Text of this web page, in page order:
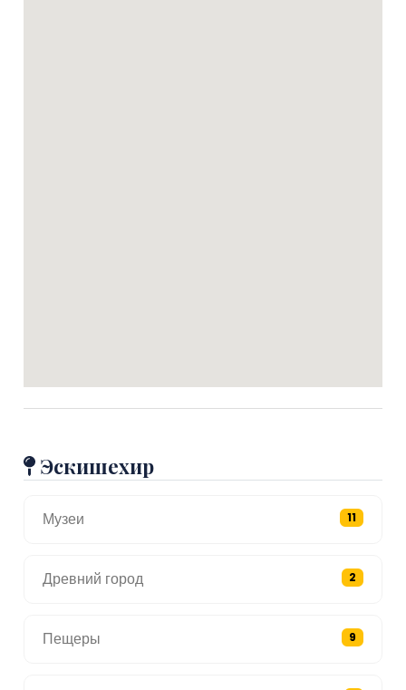
Эскишехир
Музеи 11
Древний город 2
Пещеры 9